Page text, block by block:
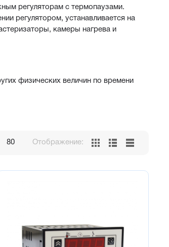
регуляторам с термопаузами.
регулятором, устанавливается на
камеры нагрева и
физических величин по времени
80 Отображение: